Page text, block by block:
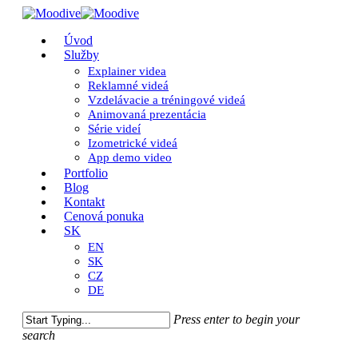
Skip
content
Menu
Úvod
Služby
Explainer videa
Reklamné videá
Vzdelávacie a tréningové videá
Animovaná prezentácia
Série videí
Izometrické videá
App demo video
Portfolio
Blog
Kontakt
Cenová ponuka
SK
EN
SK
CZ
DE
Press enter to begin your
search